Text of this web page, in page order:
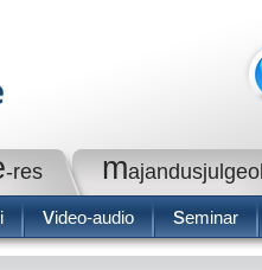
-res m
video-audio seminar